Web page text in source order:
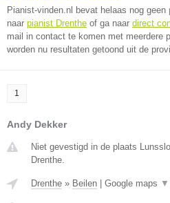
Pianist-vinden.nl bevat helaas nog geen
naar pianist Drenthe of ga naar direct
mail in contact te komen met meerdere
worden nu resultaten getoond uit de
1
Andy Dekker
Niet gevestigd in de plaats
Drenthe.
Drenthe » Beilen Google maps ▼